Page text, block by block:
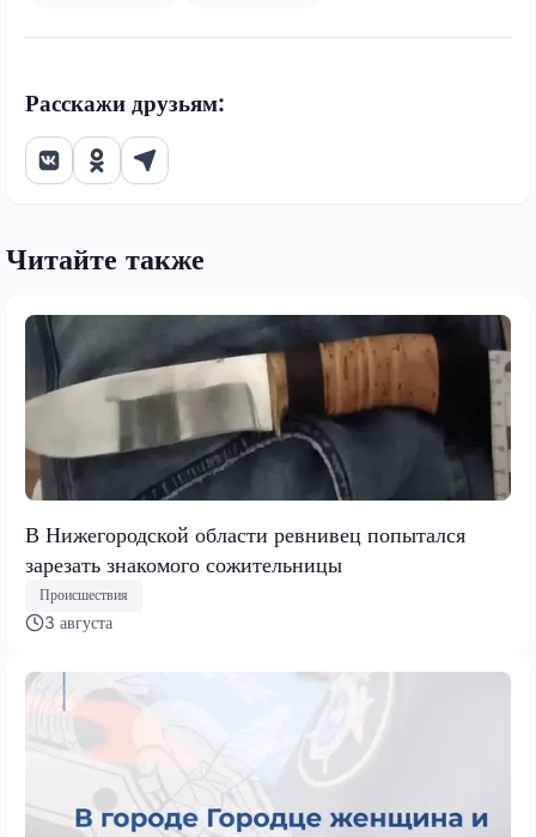
Расскажи друзьям:
Читайте также
В Нижегородской области ревнивец попытался
зарезать знакомого сожительницы
Происшествия
3 августа